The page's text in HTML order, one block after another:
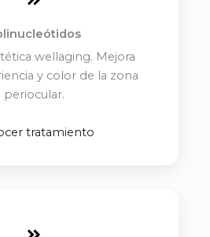
wellaging. Mejora
y color de la zona
periocular.
tratamiento